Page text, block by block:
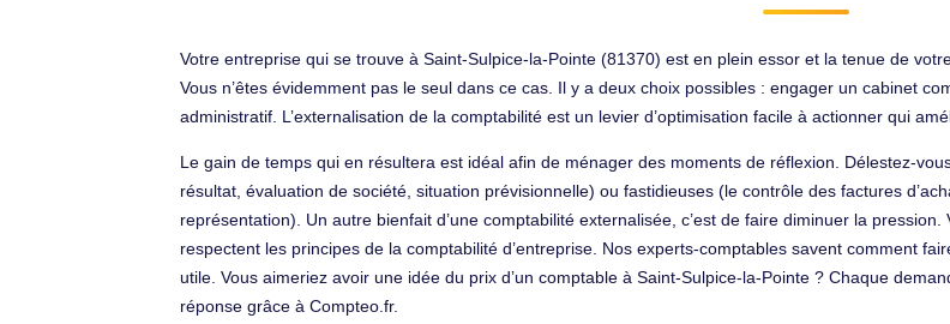
Votre entreprise qui se trouve à Saint-Sulpice-la-Pointe (81370) est en plein essor et la tenue de
Vous n’êtes évidemment pas le seul dans ce cas. Il y a deux choix possibles : engager un cabinet
administratif. L’externalisation de la comptabilité est un levier d’optimisation facile à actionner qui
Le gain de temps qui en résultera est idéal afin de ménager des moments de réflexion. Délestez-
résultat, évaluation de société, situation prévisionnelle) ou fastidieuses (le contrôle des factures
représentation). Un autre bienfait d’une comptabilité externalisée, c’est de faire diminuer la
respectent les principes de la comptabilité d’entreprise. Nos experts-comptables savent comment
utile. Vous aimeriez avoir une idée du prix d’un comptable à Saint-Sulpice-la-Pointe ? Chaque
réponse grâce à Compteo.fr.